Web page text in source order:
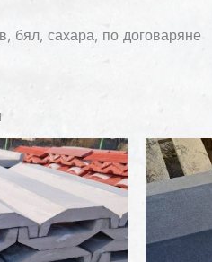
бял, сахара, по договаряне